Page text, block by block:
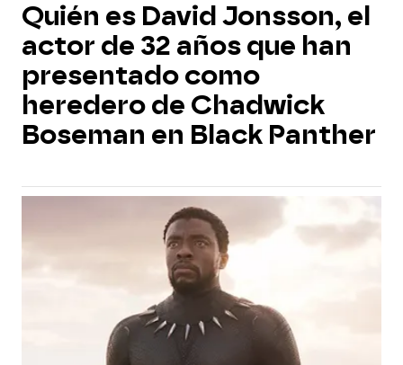
Quién es David Jonsson, el
actor de 32 años que han
presentado como
heredero de Chadwick
Boseman en Black Panther